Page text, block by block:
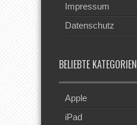
Impressum
Datenschutz
BELIEBTE KATEGORIEN
Apple
iPad